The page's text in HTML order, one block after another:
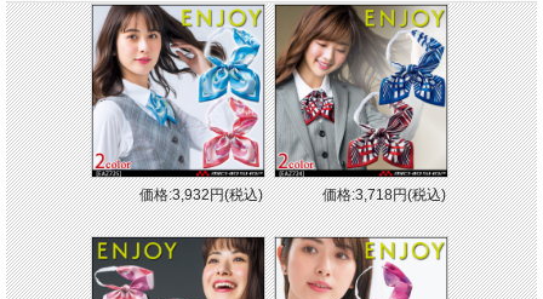
価格:3,932円(税込) 価格:3,718円(税込)